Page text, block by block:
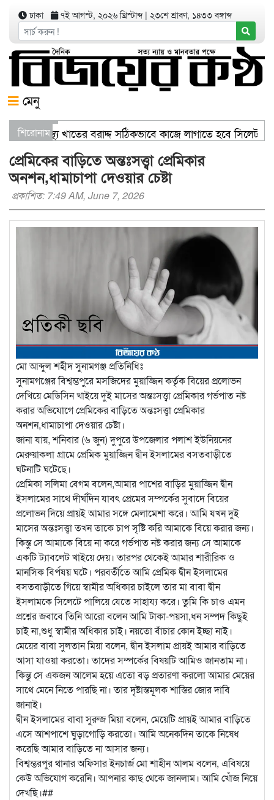
ঢাকা ৭ই আগস্ট, ২০২৬ খ্রিস্টাব্দ| ২৩শে শ্রাবণ, ১৪৩৩ বঙ্গাব্দ
মেনু
শিরোনামস্বাস্থ্য খাতের বরাদ্দ সঠিকভাবে কাজে লাগাতে হবে
যার যেখানে খালি জায়গা আছে, গাছ লাগান — আব্দুল কাইয়ুম
প্রেমিকের বাড়িতে অন্তঃসত্ত্বা প্রেমিকার
অনশন,ধামাচাপা দেওয়ার চেষ্টা
প্রকাশিত: 7:49 AM, June 7, 2026
মো আব্দুল শহীদ সুনামগঞ্জ প্রতিনিধিঃ
সুনামগঞ্জের বিশ্বম্ভপুরে মসজিদের মুয়াজ্জিন কর্তৃক বিয়ের প্রলোভন
দেখিয়ে মেডিসিন খাইয়ে দুই মাসের অন্তঃসত্ত্বা প্রেমিকার গর্ভপাত নষ্ট
করার অভিযোগে প্রেমিকের বাড়িতে অন্তঃসত্ত্বা প্রেমিকার
অনশন,ধামাচাপা দেওয়ার চেষ্টা।
জানা যায়, শনিবার (৬ জুন) দুপুরে উপজেলার পলাশ ইউনিয়নের
মেরুয়াকলা গ্রামে প্রেমিক মুয়াজ্জিন দ্বীন ইসলামের বসতবাড়ীতে
ঘটনাটি ঘটেছে।
প্রেমিকা সলিমা বেগম বলেন,আমার পাশের বাড়ির মুয়াজ্জিন দ্বীন
ইসলামের সাথে দীর্ঘদিন যাবৎ প্রেমের সম্পর্কের সুবাদে বিয়ের
প্রলোভন দিয়ে প্রায়ই আমার সঙ্গে মেলামেশা করে। আমি যখন দুই
মাসের অন্তঃসত্ত্বা তখন তাকে চাপ সৃষ্টি করি আমাকে বিয়ে করার জন্য।
কিন্তু সে আমাকে বিয়ে না করে গর্ভপাত নষ্ট করার জন্য সে আমাকে
একটি ট্যাবলেট খাইয়ে দেয়। তারপর থেকেই আমার শারীরিক ও
মানসিক বির্পযয় ঘটে। পরবর্তীতে আমি প্রেমিক দ্বীন ইসলামের
বসতবাড়ীতে গিয়ে স্বামীর অধিকার চাইলে তার মা বাবা দ্বীন
ইসলামকে সিলেটে পালিয়ে যেতে সাহায্য করে। তুমি কি চাও এমন
প্রশ্নের জবাবে তিনি আরো বলেন আমি টাকা-পয়সা,ধন সম্পদ কিছুই
চাই না,শুধু স্বামীর অধিকার চাই। নয়তো বাঁচার কোন ইচ্ছা নাই।
মেয়ের বাবা সুলতান মিয়া বলেন, দ্বীন ইসলাম প্রায়ই আমার বাড়িতে
আসা যাওয়া করতো। তাদের সম্পর্কের বিষয়টি আমিও জানতাম না।
কিন্তু সে একজন আলেম হয়ে এতো বড় প্রতারণা করলো আমার মেয়ের
সাথে মেনে নিতে পারছি না। তার দৃষ্টান্তমূলক শাস্তির জোর দাবি
জানাই।
দ্বীন ইসলামের বাবা সুরুজ মিয়া বলেন, মেয়েটি প্রায়ই আমার বাড়িতে
এসে আশপাশে ঘুড়াগোড়ি করতো। আমি অনেকদিন তাকে নিষেধ
করেছি আমার বাড়িতে না আসার জন্য।
বিশ্বম্ভরপুর থানার অফিসার ইনচার্জ মো শাহীন আলম বলেন, এবিষয়ে
কেউ অভিযোগ করেনি। আপনার কাছ থেকে জানলাম। আমি খোঁজ নিয়ে
দেখছি।##